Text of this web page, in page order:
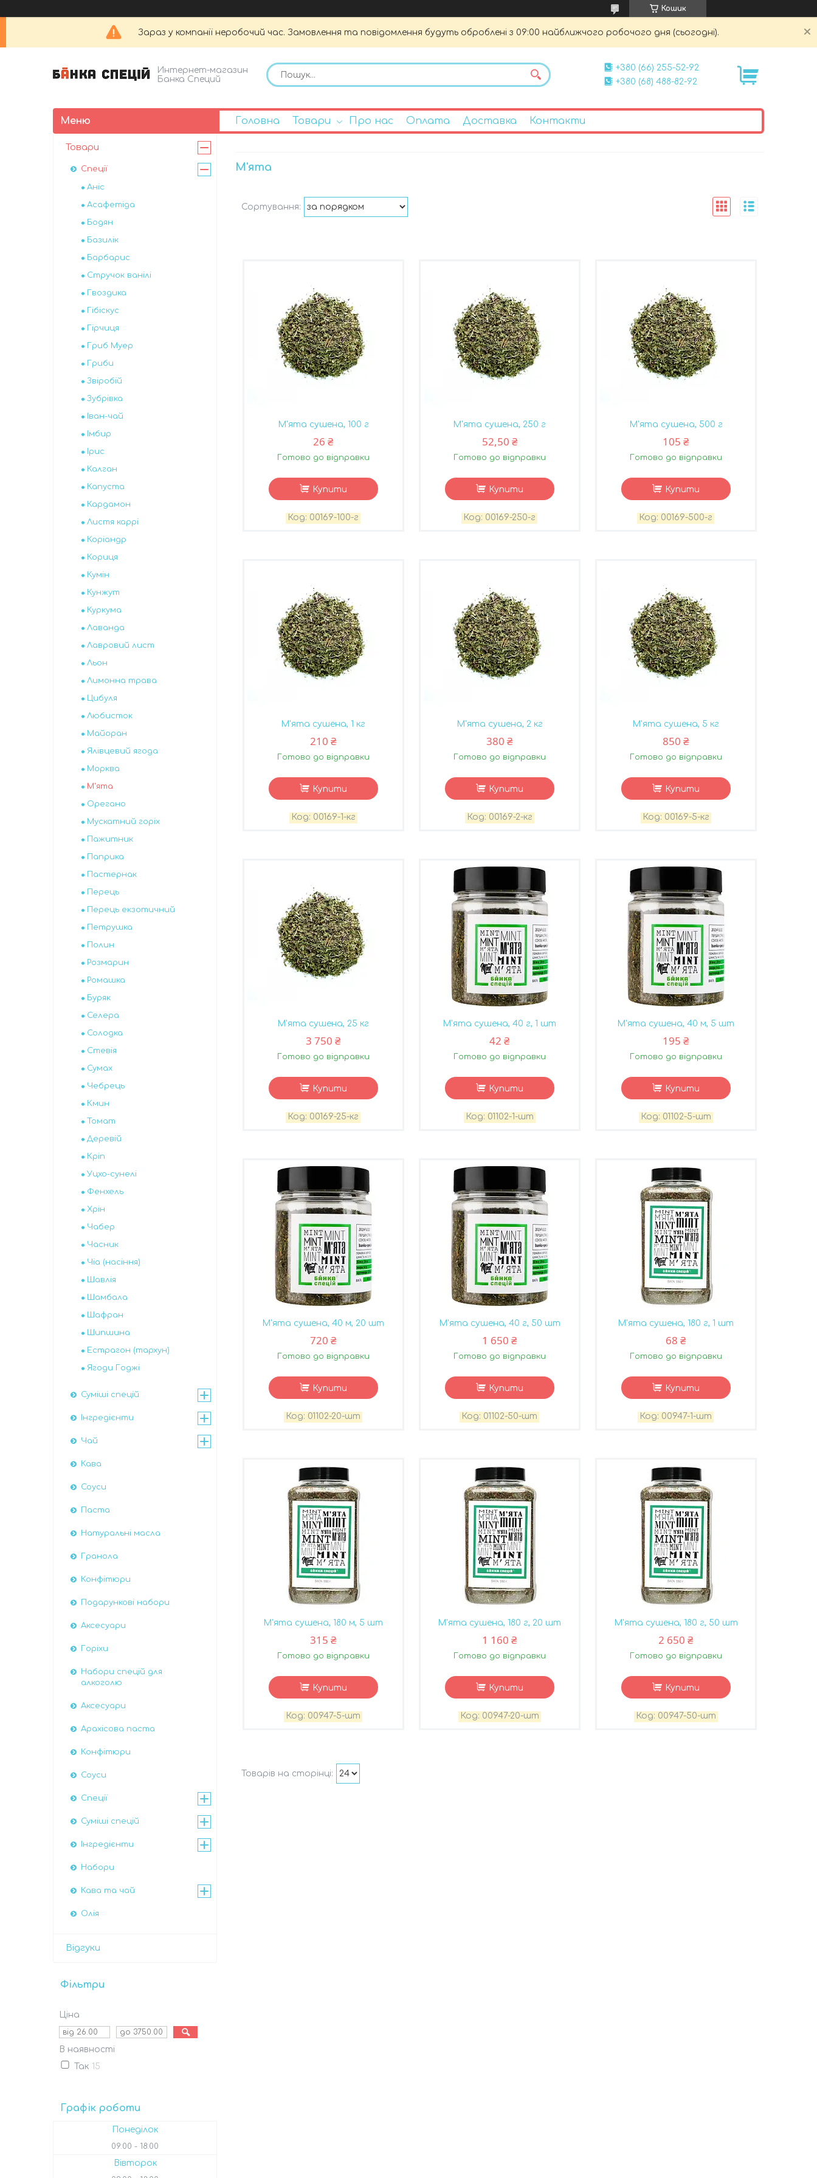
Кошик
Зараз у компанії неробочий час. Замовлення та повідомлення будуть оброблені з 09:00 найближчого робочого дня (сьогодні).
Интернет-магазин
Банка Специй
+380 (66) 255-52-92
+380 (68) 488-82-92
Головна Товари Про нас Оплата Доставка Контакти
М'ята
М'ята сушена, 100 г
26 ₴
Готово до відправки
Купити
00169-100-г
М'ята сушена, 250 г
52,50 ₴
Готово до відправки
Купити
00169-250-г
М'ята сушена, 500 г
105 ₴
Готово до відправки
Купити
00169-500-г
М'ята сушена, 1 кг
210 ₴
Готово до відправки
Купити
00169-1-кг
М'ята сушена, 2 кг
380 ₴
Готово до відправки
Купити
00169-2-кг
М'ята сушена, 5 кг
850 ₴
Готово до відправки
Купити
00169-5-кг
М'ята сушена, 25 кг
3 750 ₴
Готово до відправки
Купити
00169-25-кг
М'ята сушена, 40 г, 1 шт
42 ₴
Готово до відправки
Купити
01102-1-шт
М'ята сушена, 40 м, 5 шт
195 ₴
Готово до відправки
Купити
01102-5-шт
М'ята сушена, 40 м, 20 шт
720 ₴
Готово до відправки
Купити
01102-20-шт
М'ята сушена, 40 г, 50 шт
1 650 ₴
Готово до відправки
Купити
01102-50-шт
М'ята сушена, 180 г, 1 шт
68 ₴
Готово до відправки
Купити
00947-1-шт
М'ята сушена, 180 м, 5 шт
315 ₴
Готово до відправки
Купити
00947-5-шт
М'ята сушена, 180 г, 20 шт
1 160 ₴
Готово до відправки
Купити
00947-20-шт
М'ята сушена, 180 г, 50 шт
2 650 ₴
Готово до відправки
Купити
00947-50-шт
Товари
Спеції
Аніс
Асафетіда
Бодян
Базилік
Барбарис
Стручок ванілі
Гвоздика
Гібіскус
Гірчиця
Гриб Муер
Гриби
Звіробій
Зубрівка
Іван-чай
Імбир
Ірис
Калган
Капуста
Кардамон
Листя каррі
Коріандр
Кориця
Кумін
Кунжут
Куркума
Лаванда
Лавровий лист
Льон
Лимонна трава
Цибуля
Любисток
Майоран
Ялівцевий ягода
Морква
М'ята
Орегано
Мускатний горіх
Пажитник
Паприка
Пастернак
Перець
Перець екзотичний
Петрушка
Полин
Розмарин
Ромашка
Буряк
Селера
Солодка
Стевія
Сумах
Чебрець
Кмин
Томат
Деревій
Кріп
Уцхо-сунелі
Фенхель
Хрін
Чабер
Часник
Чіа (насіння)
Шавлія
Шамбала
Шафран
Шипшина
Естрагон (тархун)
Ягоди Годжі
Суміші спецій
Інгредієнти
Чай
Кава
Соуси
Паста
Натуральні масла
Гранола
Конфітюри
Подарункові набори
Аксесуари
Горіхи
Набори спецій для
алкоголю
Аксесуари
Арахісова паста
Конфітюри
Соуси
Спеції
Суміші спецій
Інгредієнти
Набори
Кава та чай
Олія
Відгуки
Фільтри
Ціна
В наявності
Так 15
Графік роботи
Понеділок
09:00 18:00
Вівторок